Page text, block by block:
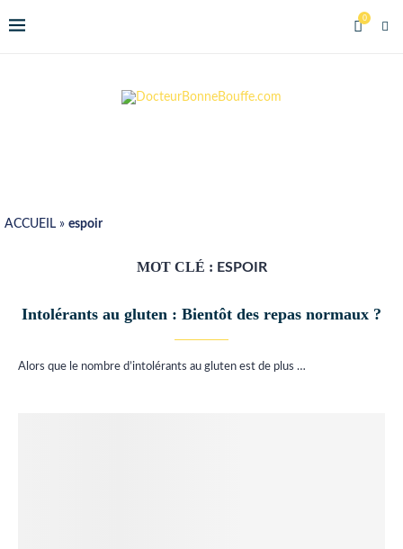
0
ACCUEIL » espoir
MOT CLÉ : ESPOIR
Intolérants au gluten : Bientôt des repas normaux ?
Alors que le nombre d’intolérants au gluten est de plus …